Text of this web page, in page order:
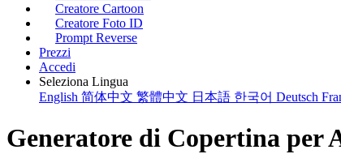
Creatore Cartoon
Creatore Foto ID
Prompt Reverse
Prezzi
Accedi
Seleziona Lingua
English 简体中文 繁體中文 日本語 한국어 Deutsch
Generatore di Copertina per